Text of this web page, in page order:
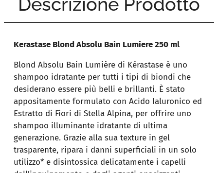
Kerastase Blond Absolu Bain Lumiere 250 ml
Blond Absolu Bain Lumière di Kérastase è uno
shampoo idratante per tutti i tipi di biondi che
desiderano essere più belli e brillanti. È stato
appositamente formulato con Acido Ialuronico ed
Estratto di Fiori di Stella Alpina, per offrire uno
shampoo illuminante idratante di ultima
generazione. Grazie alla sua texture in gel
trasparente, ripara i danni superficiali in un solo
utilizzo* e disintossica delicatamente i capelli